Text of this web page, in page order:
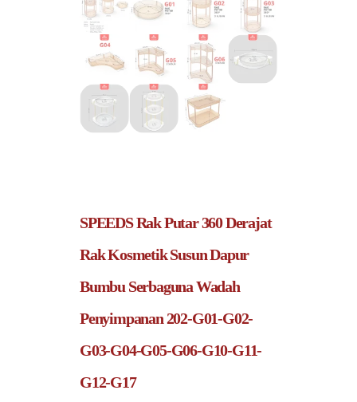
SPEEDS Rak Putar 360 Derajat
Rak Kosmetik Susun Dapur
Bumbu Serbaguna Wadah
Penyimpanan 202-G01-G02-
G03-G04-G05-G06-G10-G11-
G12-G17